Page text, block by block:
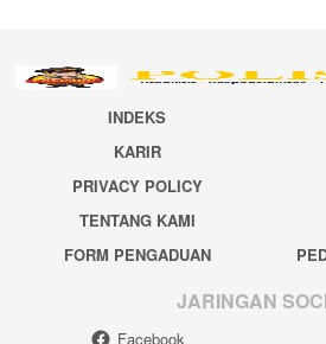
INDEKS
KARIR
PRIVACY POLICY
TENTANG KAMI
FORM PENGADUAN
JARINGAN
Facebook